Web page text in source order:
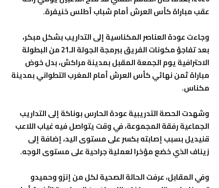
عقب مباراة كأس العرش أمام شباب أطلس خنيفرة.
وجاءت عودة العناصر المكناسية إلى التداريب بشكل مبكر،
بعد تفاجؤ مكونات الفريق ببرمجة الجولة الـ21 من البطولة
الاحترافية يوم الجمعة المقبل بمدينة مراكش، بدل خوض
مباراة ثمن نهائي كأس العرش أمام المغرب التطواني بمدينة
مكناس.
وشهدت الحصة التدريبية عودة الحارس بوناكة إلى التداريب
الجماعية رفقة المجموعة، في وقت يتواصل فيه غياب اللاعب
قنيديل بسبب إصابته بكسر على مستوى اليد، إضافة إلى
زيناف الذي خضع مؤخرا لعملية جراحية على مستوى الوجه.
وفي المقابل، عرفت الحالة الصحية لكل من إنزو وحميدو